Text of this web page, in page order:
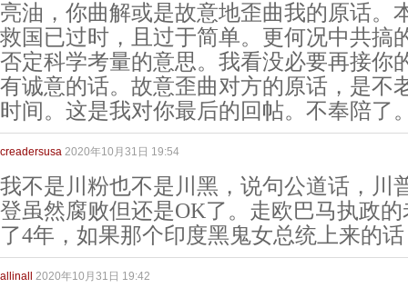
亮油，你曲解或是故意地歪曲我的原话。
救国已过时，且过于简单。更何况中共搞
否定科学考量的意思。我看没必要再接你
有诚意的话。故意歪曲对方的原话，是不
时间。这是我对你最后的回帖。不奉陪了
creadersusa 2020年10月31日 19:54
我不是川粉也不是川黑，说句公道话，川
登虽然腐败但还是OK了。走欧巴马执政
了4年，如果那个印度黑鬼女总统上来的
allinall 2020年10月31日 19:42